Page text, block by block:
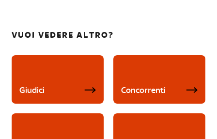
VUOI VEDERE ALTRO?
Giudici Concorrenti